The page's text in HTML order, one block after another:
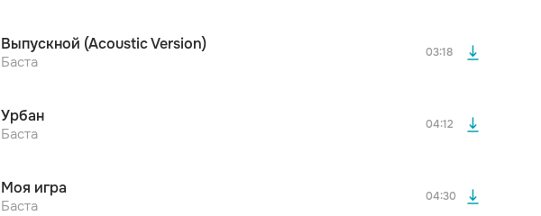
Выпускной (Acoustic Version)
Баста
03:18
Урбан
Баста
04:12
Моя игра
Баста
04:30